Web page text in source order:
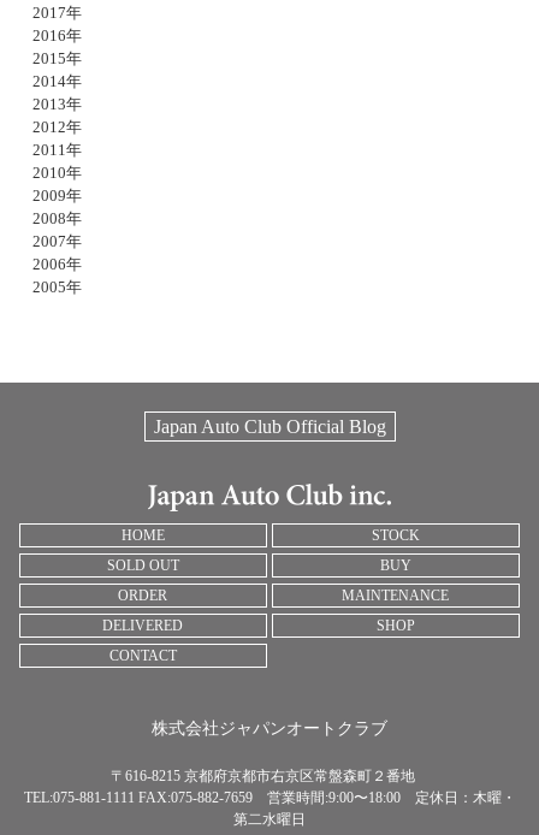
2017年
2016年
2015年
2014年
2013年
2012年
2011年
2010年
2009年
2008年
2007年
2006年
2005年
Japan Auto Club Official Blog
HOME
STOCK
SOLD OUT
BUY
ORDER
MAINTENANCE
DELIVERED
SHOP
CONTACT
株式会社ジャパンオートクラブ
〒616-8215 京都府京都市右京区常盤森町２番地
TEL:075-881-1111 FAX:075-882-7659 営業時間:9:00〜18:00 定休日：木曜・
第二水曜日